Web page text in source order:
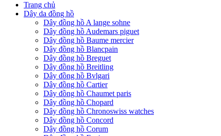
Trang chủ
Dây da đồng hồ
Dây đồng hồ A lange sohne
Dây đồng hồ Audemars piguet
Dây đồng hồ Baume mercier
Dây đồng hồ Blancpain
Dây đồng hồ Breguet
Dây đồng hồ Breitling
Dây đồng hồ Bvlgari
Dây đồng hồ Cartier
Dây đồng hồ Chaumet paris
Dây đồng hồ Chopard
Dây đồng hồ Chronoswiss watches
Dây đồng hồ Concord
Dây đồng hồ Corum